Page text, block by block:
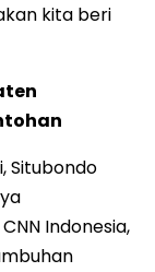
kita beri
Situbondo
Indonesia,